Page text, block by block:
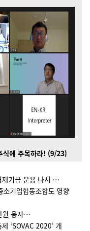
식에 주목하라! (9/23)
제기금 운용 나서 …
기업협동조합도 영향
원 융자…
‘SOVAC 2020’ 개